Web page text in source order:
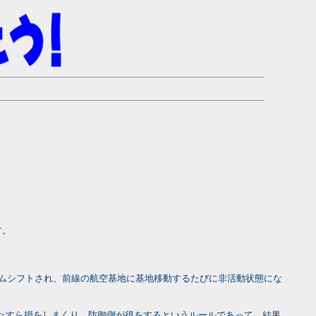
フトされ、前線の航空基地に基地移動するたびに非活動状態にな